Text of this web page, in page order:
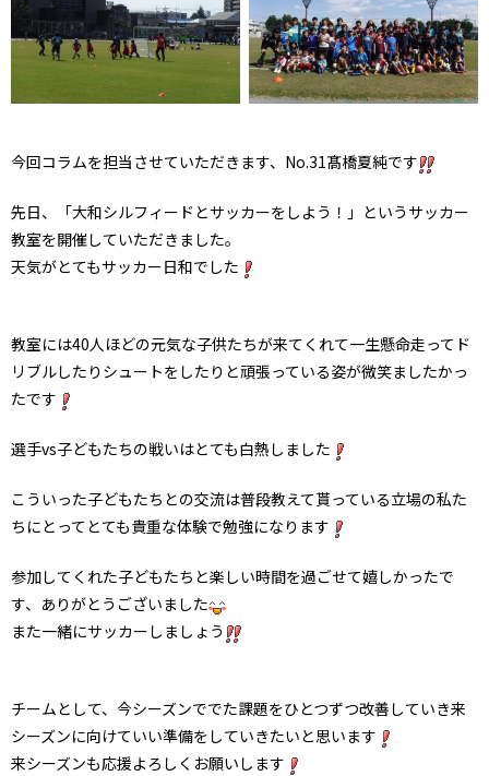
今回コラムを担当させていただきます、No.31髙橋夏純です
先日、「大和シルフィードとサッカーをしよう！」というサッカー
教室を開催していただきました。
天気がとてもサッカー日和でした
教室には40人ほどの元気な子供たちが来てくれて一生懸命走ってド
リブルしたりシュートをしたりと頑張っている姿が微笑ましたかっ
たです
選手vs子どもたちの戦いはとても白熱しました
こういった子どもたちとの交流は普段教えて貰っている立場の私た
ちにとってとても貴重な体験で勉強になります
参加してくれた子どもたちと楽しい時間を過ごせて嬉しかったで
す、ありがとうございました
また一緒にサッカーしましょう
チームとして、今シーズンででた課題をひとつずつ改善していき来
シーズンに向けていい準備をしていきたいと思います
来シーズンも応援よろしくお願いします